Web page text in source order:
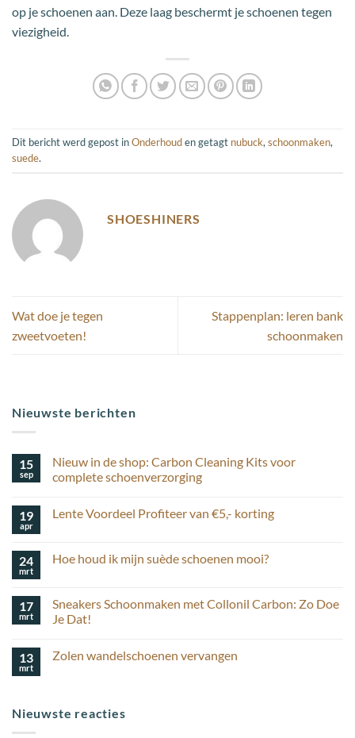
op je schoenen aan. Deze laag beschermt je schoenen tegen
viezigheid.
Dit bericht werd gepost inOnderhouden getagt nubuck,schoonmaken,
suede.
SHOESHINERS
Wat doe je tegen
zweetvoeten!
Stappenplan: leren bank
schoonmaken
Nieuwste berichten
15
sep
Nieuw in de shop: Carbon Cleaning Kits voor
complete schoenverzorging
op
shop:
Carbon
complete
schoenverzorging
19
apr
Lente Voordeel Profiteer van €5,- korting
Lente
€5,-
korting
24
mrt
Hoe houd ik mijn suède schoenen mooi?
Hoe
houd
ik
schoenen
17
mrt
Sneakers Schoonmaken met Collonil Carbon: Zo Doe
Je Dat!
op
Zo
13
mrt
Zolen wandelschoenen vervangen
wandelschoenen
Nieuwste reacties